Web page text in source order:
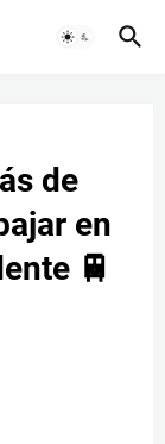
de
en
🚆